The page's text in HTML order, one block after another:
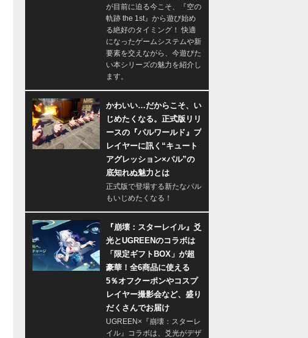
が目前に迫る今こそ、『空の
軌跡 the 1st』から遊び始め
る絶好のタイミング！ 快適
になったゲームシステムや新
要素を交えながら、今遊びた
い本シリーズの魅力を紹介し
ます。
かわいい…だからこそ、い
じめたくなる。正式版リリ
ースの『パルワールド』プ
レイヤーに訊く“キュート
アグレッション×パル”の
底知れぬ魅力とは
正式版で登場する新たなパル
もいじめたくなる！
『崩壊：スターレイル』爻
光とUGREENのコラボは
「限定ギフトBOX」が超
豪華！全6商品に使える
5％オフクーポンやコスプ
レイヤー撮影会など、盛り
だくさんでお届け
UGREEN×『崩壊：スターレ
イル』コラボは、爻光がデザ